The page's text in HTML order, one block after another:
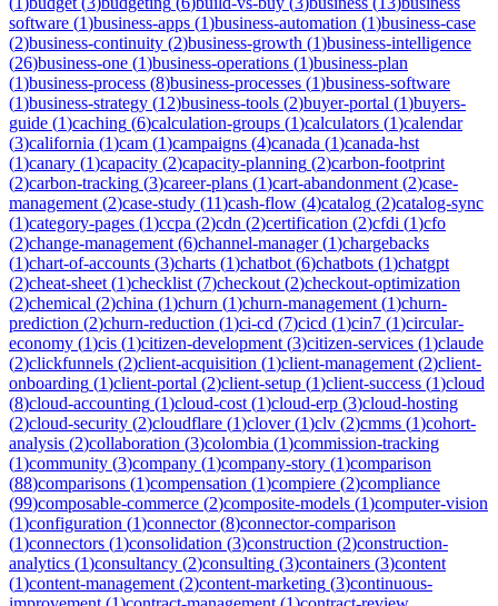
software (1)business-apps (1)business-automation (1)business-case
(2)business-continuity (2)business-growth (1)business-intelligence
(26)business-one (1)business-operations (1)business-plan
(1)business-process (8)business-processes (1)business-software
(1)business-strategy (12)business-tools (2)buyer-portal (1)buyers-
guide (1)caching (6)calculation-groups (1)calculators (1)calendar
(3)california (1)cam (1)campaigns (4)canada (1)canada-hst
(1)canary (1)capacity (2)capacity-planning (2)carbon-footprint
(2)carbon-tracking (3)career-plans (1)cart-abandonment (2)case-
management (2)case-study (11)cash-flow (4)catalog (2)catalog-sync
(1)category-pages (1)ccpa (2)cdn (2)certification (2)cfdi (1)cfo
(2)change-management (6)channel-manager(1)chargebacks
(1)chart-of-accounts (3)charts (1)chatbot (6)chatbots (1)chatgpt
(2)cheat-sheet (1)checklist (7)checkout (2)checkout-optimization
(2)chemical (2)china (1)churn (1)churn-management (1)churn-
prediction (2)churn-reduction (1)ci-cd (7)cicd (1)cin7 (1)circular-
economy (1)cis (1)citizen-development (3)citizen-services (1)claude
(2)clickfunnels (2)client-acquisition (1)client-management (2)client-
onboarding (1)client-portal (2)client-setup (1)client-success (1)cloud
(8)cloud-accounting (1)cloud-cost (1)cloud-erp (3)cloud-hosting
(2)cloud-security (2)cloudflare (1)clover(1)clv (2)cmms (1)cohort-
analysis (2)collaboration (3)colombia (1)commission-tracking
(1)community (3)company (1)company-story (1)comparison
(88)comparisons (1)compensation (1)compiere (2)compliance
(99)composable-commerce (2)composite-models (1)computer-vision
(1)configuration (1)connector(8)connector-comparison
(1)connectors (1)consolidation (3)construction (2)construction-
analytics (1)consultancy (2)consulting (3)containers (3)content
(1)content-management (2)content-marketing (3)continuous-